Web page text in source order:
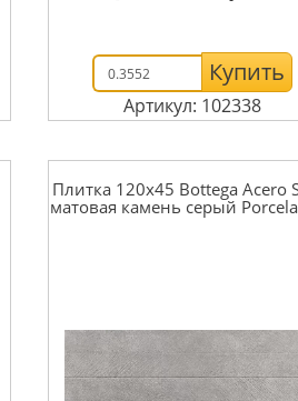
Купить
Артикул: 102338
Плитка 120x45 Bottega Acero
матовая камень серый